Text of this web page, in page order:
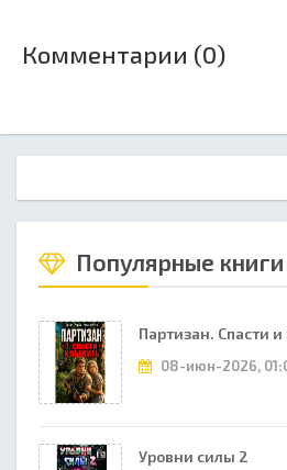
Комментарии (0)
Популярные книги
Партизан. Спасти
08-июн-2026,
Уровни силы 2